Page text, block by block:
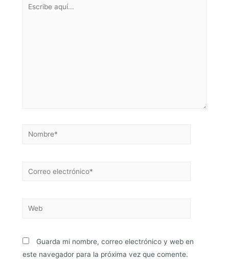
Guarda mi nombre, correo electrónico y web en
este navegador para la próxima vez que comente.